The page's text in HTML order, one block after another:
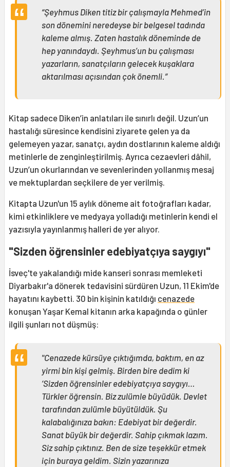
“Şeyhmus Diken titiz bir çalışmayla Mehmed’in
son dönemini neredeyse bir belgesel tadında
kaleme almış. Zaten hastalık döneminde de
hep yanındaydı. Şeyhmus’un bu çalışması
yazarların, sanatçıların gelecek kuşaklara
aktarılması açısından çok önemli.”
Kitap sadece Diken’in anlatıları ile sınırlı değil. Uzun’un
hastalığı süresince kendisini ziyarete gelen ya da
gelemeyen yazar, sanatçı, aydın dostlarının kaleme aldığı
metinlerle de zenginleştirilmiş. Ayrıca cezaevleri dâhil,
Uzun’un okurlarından ve sevenlerinden yollanmış mesaj
ve mektuplardan seçkilere de yer verilmiş.
Kitapta Uzun'un 15 aylık döneme ait fotoğrafları kadar,
kimi etkinliklere ve medyaya yolladığı metinlerin kendi el
yazısıyla yayınlanmış halleri de yer alıyor.
"Sizden öğrensinler edebiyatçıya saygıyı"
İsveç'te yakalandığı mide kanseri sonrası memleketi
Diyarbakır'a dönerek tedavisini sürdüren Uzun, 11 Ekim'de
hayatını kaybetti. 30 bin kişinin katıldığı cenazede
konuşan Yaşar Kemal kitanın arka kapağında o günler
ilgili şunları not düşmüş:
"Cenazede kürsüye çıktığımda, baktım, en az
yirmi bin kişi gelmiş. Birden bire dedim ki
‘Sizden öğrensinler edebiyatçıya saygıyı…
Türkler öğrensin. Biz zulümle büyüdük. Devlet
tarafından zulümle büyütüldük. Şu
kalabalığınıza bakın: Edebiyat bir değerdir.
Sanat büyük bir değerdir. Sahip çıkmak lazım.
Siz sahip çıktınız. Ben de size teşekkür etmek
için buraya geldim. Sizin yazarınıza